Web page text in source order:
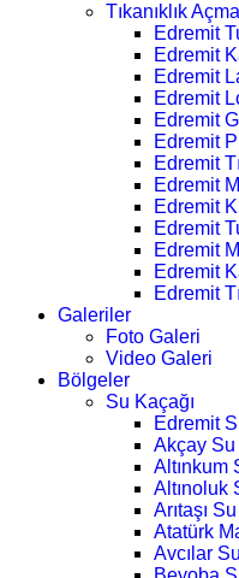
Tıkanıklık Açma
Edremit
Edremit
Edremit
Edremit
Edremit
Edremit
Edremit
Edremit
Edremit
Edremit
Edremit
Edremit
Edremit
Galeriler
Foto Galeri
Video Galeri
Bölgeler
Su Kaçağı
Edremit
Akçay Su
Altınkum
Altınoluk
Arıtaşı
Atatürk
Avcılar